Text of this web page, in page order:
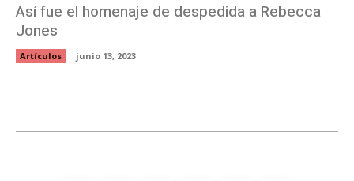
Así fue el homenaje de despedida a Rebecca
Jones
Artículos junio 13, 2023